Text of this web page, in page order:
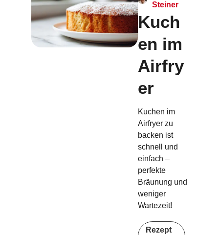
Steiner
Kuch
en im
Airfry
er
Kuchen im
Airfryer zu
backen ist
schnell und
einfach –
perfekte
Bräunung und
weniger
Wartezeit!
Rezept